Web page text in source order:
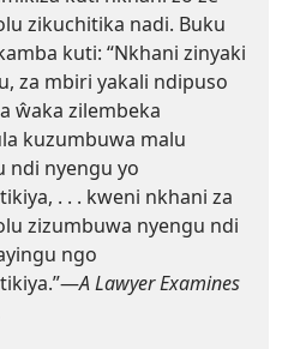
zikuchitika nadi. Buku
kuti: “Nkhani zinyaki
za mbiri yakali ndipuso
ŵaka zilembeka
kuzumbuwa malu
ndi nyengu yo
. . . kweni nkhani za
zizumbuwa nyengu ndi
ngo
A Lawyer Examines